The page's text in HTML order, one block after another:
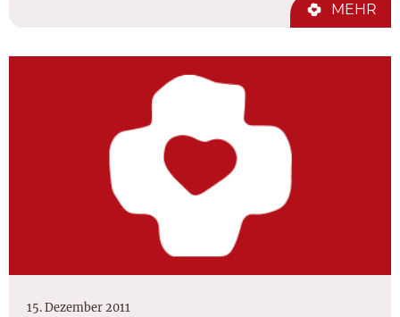
MEHR
15. Dezember 2011